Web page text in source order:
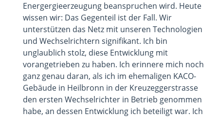
Energergieerzeugung beanspruchen wird. Heute
wissen wir: Das Gegenteil ist der Fall. Wir
unterstützen das Netz mit unseren Technologien
und Wechselrichtern signifikant. Ich bin
unglaublich stolz, diese Entwicklung mit
vorangetrieben zu haben. Ich erinnere mich noch
ganz genau daran, als ich im ehemaligen KACO-
Gebäude in Heilbronn in der Kreuzeggerstrasse
den ersten Wechselrichter in Betrieb genommen
habe, an dessen Entwicklung ich beteiligt war. Ich